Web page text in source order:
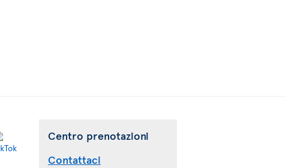
Centro prenotazioni
Contattaci